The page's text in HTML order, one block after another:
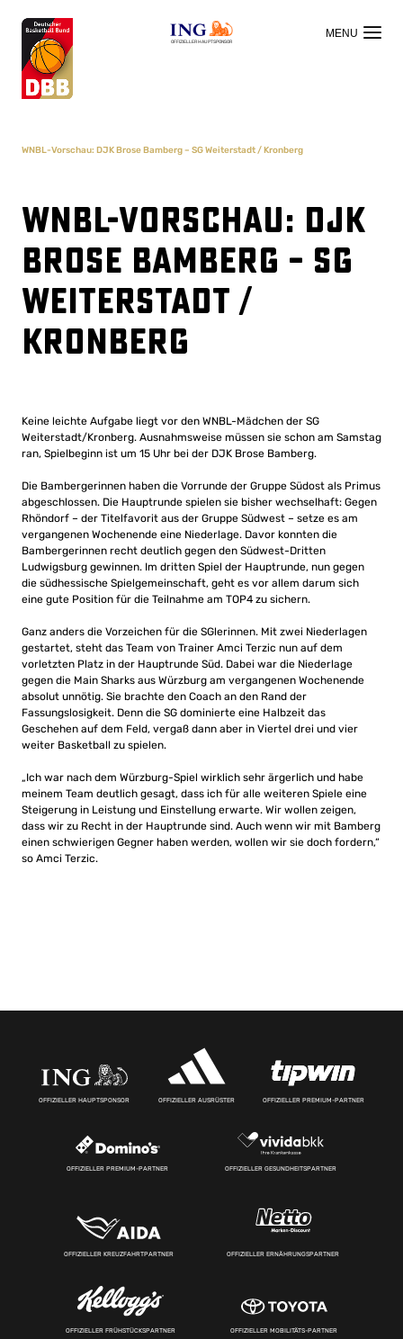
OFFIZIELLER HAUPTSPONSOR
WNBL-Vorschau: DJK Brose Bamberg – SG Weiterstadt / Kronberg
WNBL-Vorschau: DJK
Brose Bamberg – SG
Weiterstadt /
Kronberg
Keine leichte Aufgabe liegt vor den WNBL-Mädchen der SG
Weiterstadt/Kronberg. Ausnahmsweise müssen sie schon am Samstag
ran, Spielbeginn ist um 15 Uhr bei der DJK Brose Bamberg.
Die Bambergerinnen haben die Vorrunde der Gruppe Südost als Primus
abgeschlossen. Die Hauptrunde spielen sie bisher wechselhaft: Gegen
Rhöndorf – der Titelfavorit aus der Gruppe Südwest – setze es am
vergangenen Wochenende eine Niederlage. Davor konnten die
Bambergerinnen recht deutlich gegen den Südwest-Dritten
Ludwigsburg gewinnen. Im dritten Spiel der Hauptrunde, nun gegen
die südhessische Spielgemeinschaft, geht es vor allem darum sich
eine gute Position für die Teilnahme am TOP4 zu sichern.
Ganz anders die Vorzeichen für die SGlerinnen. Mit zwei Niederlagen
gestartet, steht das Team von Trainer Amci Terzic nun auf dem
vorletzten Platz in der Hauptrunde Süd. Dabei war die Niederlage
gegen die Main Sharks aus Würzburg am vergangenen Wochenende
absolut unnötig. Sie brachte den Coach an den Rand der
Fassungslosigkeit. Denn die SG dominierte eine Halbzeit das
Geschehen auf dem Feld, vergaß dann aber in Viertel drei und vier
weiter Basketball zu spielen.
„Ich war nach dem Würzburg-Spiel wirklich sehr ärgerlich und habe
meinem Team deutlich gesagt, dass ich für alle weiteren Spiele eine
Steigerung in Leistung und Einstellung erwarte. Wir wollen zeigen,
dass wir zu Recht in der Hauptrunde sind. Auch wenn wir mit Bamberg
einen schwierigen Gegner haben werden, wollen wir sie doch fordern,“
so Amci Terzic.
OFFIZIELLER HAUPTSPONSOR OFFIZIELLER AUSRÜSTER OFFIZIELLER PREMIUM-PARTNER
OFFIZIELLER PREMIUM-PARTNER OFFIZIELLER GESUNDHEITSPARTNER
OFFIZIELLER KREUZFAHRTPARTNER OFFIZIELLER ERNÄHRUNGSPARTNER
OFFIZIELLER FRÜHSTÜCKSPARTNER OFFIZIELLER MOBILITÄTS-PARTNER